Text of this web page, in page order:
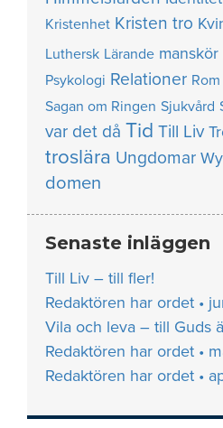
Kristenhet Kristen tro
Luthersk Lärande manskör
Psykologi Relationer Rom
Sagan om Ringen Sjukvård
var det då Tid Till Liv
troslära Ungdomar
domen
Senaste inläggen
Till Liv – till fler!
Redaktören har ordet •
Vila och leva – till Guds
Redaktören har ordet •
Redaktören har ordet •